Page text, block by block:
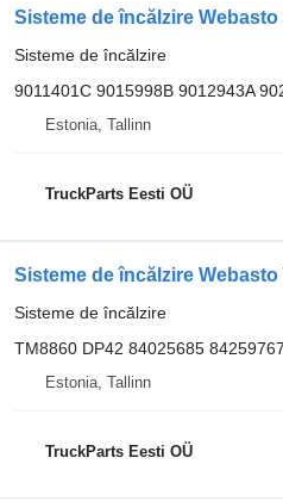
Sisteme de încălzire
9011401C 9015998B 9012943A
Estonia, Tallinn
TruckParts Eesti OÜ
Sisteme de încălzire Webasto
Sisteme de încălzire
TM8860 DP42 84025685
Estonia, Tallinn
TruckParts Eesti OÜ